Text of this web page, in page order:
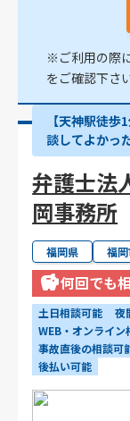
※ご利用の際
をご確認下さ
【天神駅徒
談してよかっ
弁護士法
岡事務所
福岡県 福
何回でも
土日相談可能 夜
WEB・オンライン
事故直後の相談可
後払い可能